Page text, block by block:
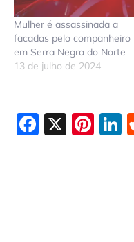
Mulher é assassinada a
facadas pelo companheiro
em Serra Negra do Norte
13 de julho de 2024
X